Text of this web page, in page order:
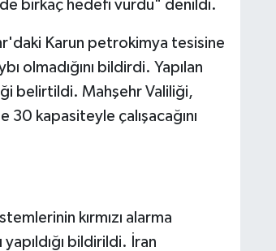
birkaç hedefi vurdu" denildi.
Karun petrokimya tesisine
olmadığını bildirdi. Yapılan
belirtildi. Mahşehr Valiliği,
kapasiteyle çalışacağını
kırmızı alarma
bildirildi. İran